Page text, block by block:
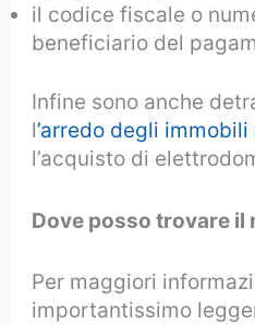
il codice fiscale o
beneficiario del
Infine sono anche
l’arredo degli
l’acquisto di
Dove posso trovare il
Per maggiori
importantissimo